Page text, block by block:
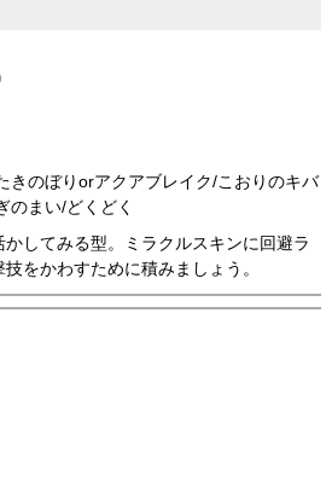
きのぼりorアクアブレイク/こおりのキバ
のまい/どくどく
してみる型。ミラクルスキンに回避ラ
をかわすために積みましょう。